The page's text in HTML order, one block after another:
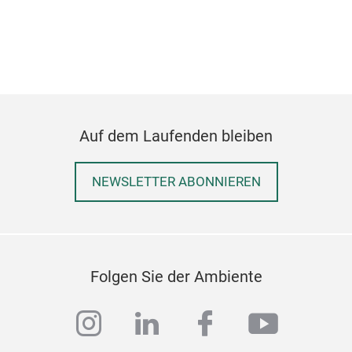
Auf dem Laufenden bleiben
NEWSLETTER ABONNIEREN
Folgen Sie der Ambiente
instagram
linkedinfacebook